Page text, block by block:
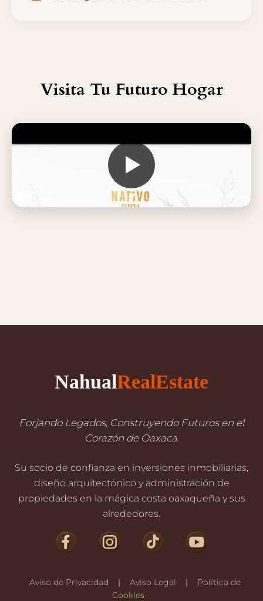
Visita Tu Futuro Hogar
NahualRealEstate
Forjando Legados, Construyendo Futuros en el
Corazón de Oaxaca.
Su socio de confianza en inversiones inmobiliarias,
diseño arquitectónico y administración de
propiedades en la mágica costa oaxaqueña y sus
alrededores.
Aviso de Privacidad | Aviso Legal |
Política de
Cookies